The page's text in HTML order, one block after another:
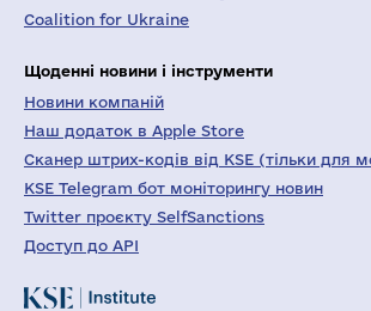
Coalition for Ukraine
Щоденні новини і інструменти
Новини компаній
Наш додаток в Apple Store
Сканер штрих-кодів від KSE (тільки для
KSE Telegram бот моніторингу новин
Twitter проєкту SelfSanctions
Доступ до API